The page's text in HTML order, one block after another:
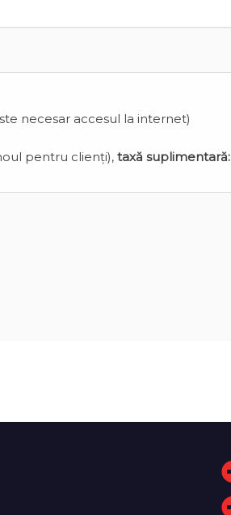
necesar accesul la internet)
pentru clienți),taxă suplimentară: